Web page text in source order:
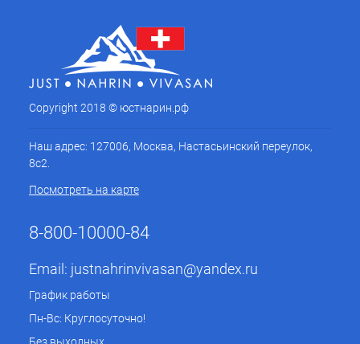
Copyright 2018 © юстнарин.рф
Наш адрес: 127006, Москва, Настасьинский переулок,
8с2.
Посмотреть на карте
8-800-10000-84
Email: justnahrinvivasan@yandex.ru
График работы
Пн-Вс: Круглосуточно!